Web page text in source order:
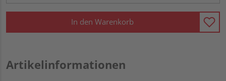
In den Warenkorb
Artikelinformationen